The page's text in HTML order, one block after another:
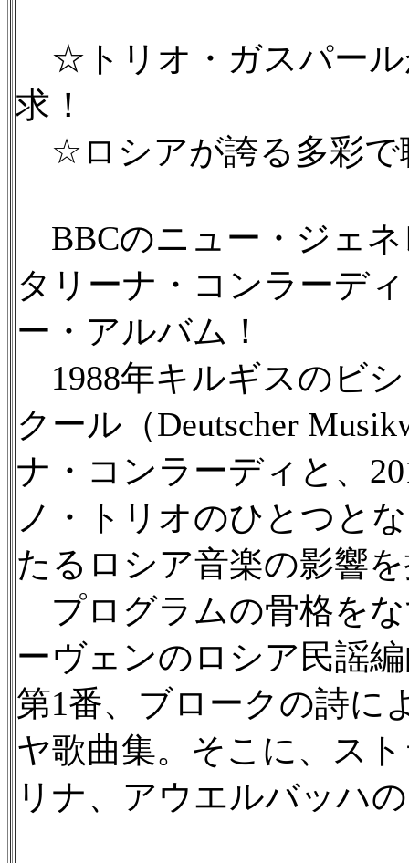
☆トリオ・ガスパール
求！
☆ロシアが誇る多彩で
BBCのニュー・ジェ
タリーナ・コンラーデ
ー・アルバム！
1988年キルギスのビ
クール（Deutscher
ナ・コンラーディと、
ノ・トリオのひとつと
たるロシア音楽の影響
プログラムの骨格を
ーヴェンのロシア民謡
第1番、ブロークの詩に
ヤ歌曲集。そこに、ス
リナ、アウエルバッハ